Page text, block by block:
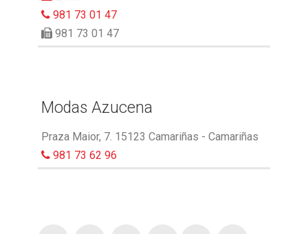
981 73 01 47
981 73 01 47
Modas Azucena
Praza Maior, 7. 15123 Camariñas - Camariñas
981 73 62 96